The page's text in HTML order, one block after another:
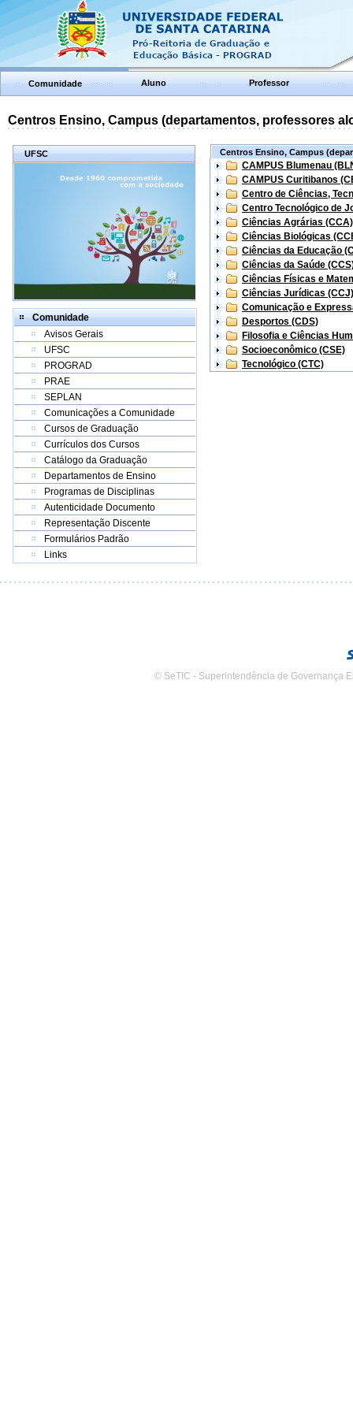
Comunidade Aluno Professor
Centros Ensino, Campus (departamentos, professores
UFSC
Comunidade
Avisos Gerais
UFSC
PROGRAD
PRAE
SEPLAN
Comunicações a Comunidade
Cursos de Graduação
Currículos dos Cursos
Catálogo da Graduação
Departamentos de Ensino
Programas de Disciplinas
Autenticidade Documento
Representação Discente
Formulários Padrão
Links
Centros Ensino, Campus
CAMPUS Blumenau
CAMPUS Curitibanos
Centro de Ciências,
Centro Tecnológico de
Ciências Agrárias (CCA)
Ciências Biológicas
Ciências da Educação
Ciências da Saúde
Ciências Físicas e
Ciências Jurídicas (CCJ)
Comunicação e
Desportos (CDS)
Filosofia e Ciências
Socioeconômico (CSE)
Tecnológico (CTC)
© SeTIC - Superintendência de Governança